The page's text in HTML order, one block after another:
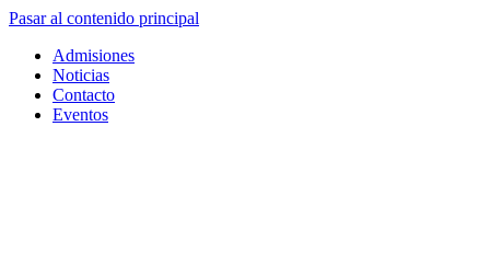
Pasar al contenido principal
Admisiones
Noticias
Contacto
Eventos